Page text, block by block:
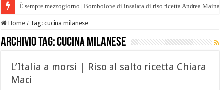
È sempre mezzogiorno | Bombolone di insalata di riso ricetta Andrea
Home / Tag:cucina milanese
Archivio tag:cucina milanese
L’Italia a morsi | Riso al salto ricetta Chiara
Maci